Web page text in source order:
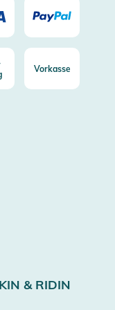
Vorkasse
& RIDIN